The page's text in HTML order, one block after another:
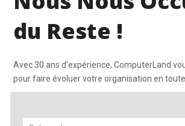
du Reste !
Avec 30 ans d'expérience, ComputerLand
pour faire évoluer votre organisation en